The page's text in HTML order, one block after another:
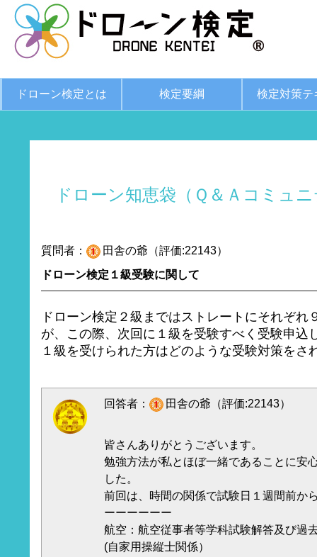
ドローン検定とは 検定要綱 検定対策テ
ドローン知恵袋（Ｑ＆Ａコミュ
質問者：
田舎の爺（評価:22143）
ドローン検定１級受験に関して
ドローン検定２級まではストレートにそれぞれ
が、この際、次回に１級を受験すべく受験申込
１級を受けられた方はどのような受験対策をさ
回答者： 田舎の爺（評価:22143）
皆さんありがとうございます。
勉強方法が私とほぼ一緒であることに安
した。
前回は、時間の関係で試験日１週間前か
ーーーーーー
航空：航空従事者等学科試験解答及び過
(自家用操縦士関係）